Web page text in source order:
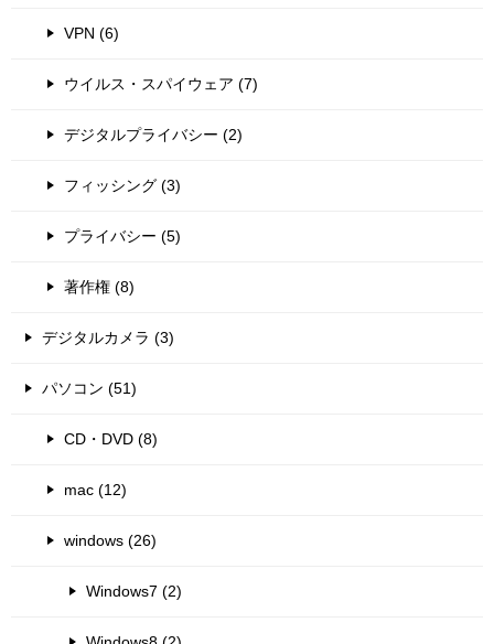
VPN (6)
ウイルス・スパイウェア (7)
デジタルプライバシー (2)
フィッシング (3)
プライバシー (5)
著作権 (8)
デジタルカメラ (3)
パソコン (51)
CD・DVD (8)
mac (12)
windows (26)
Windows7 (2)